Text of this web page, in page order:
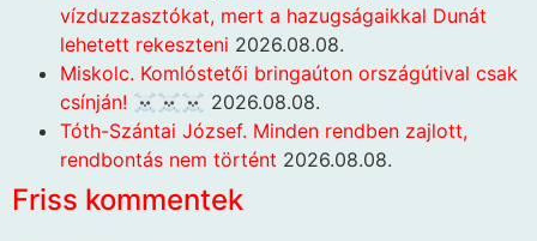
vízduzzasztókat, mert a hazugságaikkal Dunát
lehetett rekeszteni 2026.08.08.
Miskolc. Komlóstetői bringaúton országútival csak
csínján! ☠️☠️☠️ 2026.08.08.
Tóth-Szántai József. Minden rendben zajlott,
rendbontás nem történt 2026.08.08.
Friss kommentek